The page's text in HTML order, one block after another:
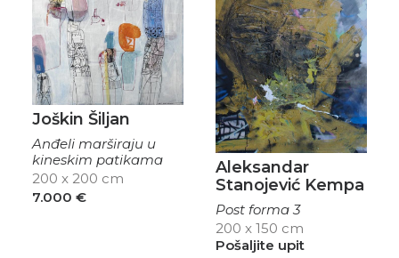
Joškin Šiljan
Anđeli marširaju u
kineskim patikama
200 x 200 cm
7.000 €
Aleksandar
Stanojević Kempa
Post forma 3
200 x 150 cm
Pošaljite upit